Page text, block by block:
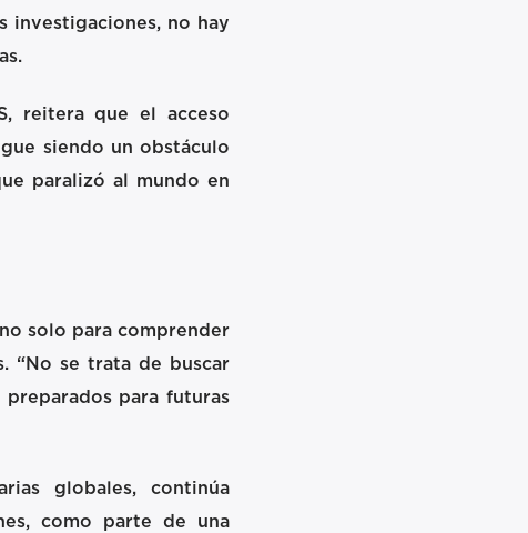
investigaciones, no hay
reitera que el acceso
siendo un obstáculo
paralizó al mundo en
solo para comprender
“No se trata de buscar
para futuras
globales, continúa
como parte de una